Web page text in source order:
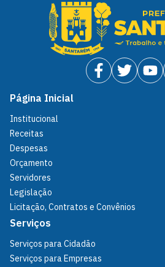
Página Inicial
Institucional
Receitas
Despesas
Orçamento
Servidores
Legislação
Licitação, Contratos e Convênios
Serviços
Serviços para Cidadão
Serviços para Empresas